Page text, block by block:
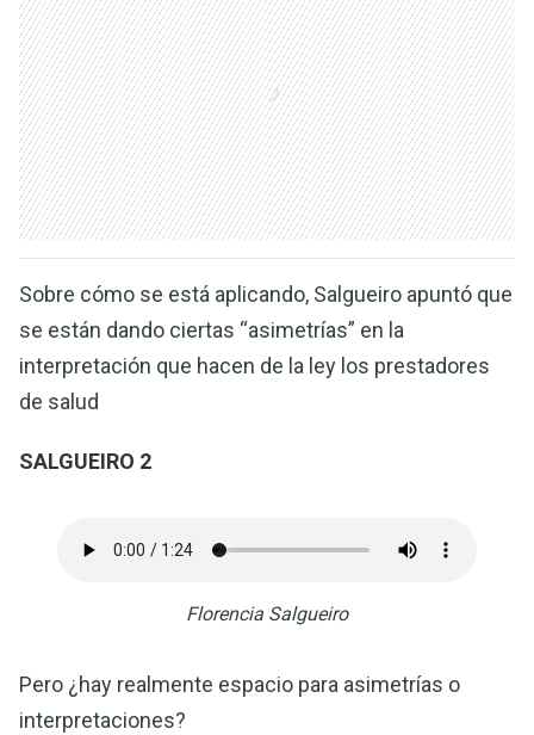
Sobre cómo se está aplicando, Salgueiro apuntó que
se están dando ciertas “asimetrías” en la
interpretación que hacen de la ley los prestadores
de salud
SALGUEIRO 2
Florencia Salgueiro
Pero ¿hay realmente espacio para asimetrías o
interpretaciones?